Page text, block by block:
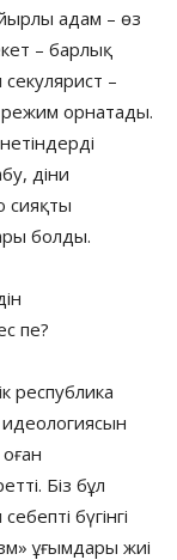
адам – өз
– барлық
–
режим орнатады.
діни
сияқты
болды.
пе?
республика
Біз бұл
бүгінгі
ұғымдары жиі